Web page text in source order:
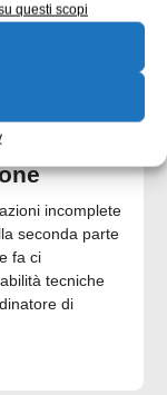
questi scopi
tra
incomplete
seconda parte
fa ci
tecniche
di